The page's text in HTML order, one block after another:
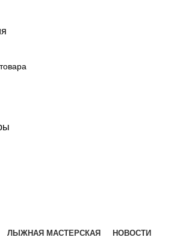
ЛЫЖНАЯ МАСТЕРСКАЯ
НОВОСТИ